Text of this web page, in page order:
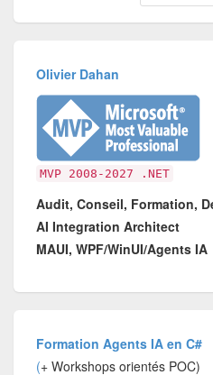
Olivier Dahan
MVP 2008-2027 .NET
Audit, Conseil, Formation,
AI Integration Architect
MAUI, WPF/WinUI/Agents IA
Formation Agents IA en C#
(+ Workshops orientés POC)